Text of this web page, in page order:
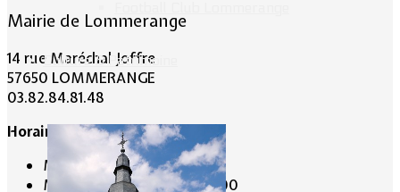
Culture & Patrimoine
Mairie de Lommerange
14 rue Maréchal Joffre
57650 LOMMERANGE
03.82.84.81.48
Horaire de la Mairie:
Mardi de 10 h 00 à 11 h 00
Mercredi de 14 h 00 à 16 h 00